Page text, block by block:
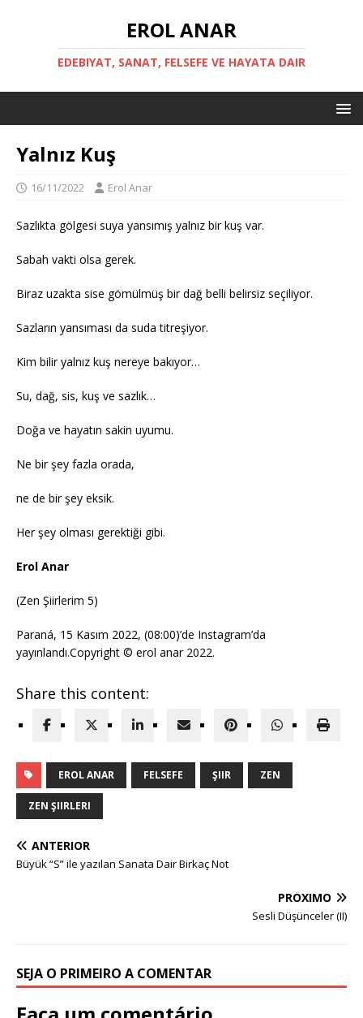
EROL ANAR
EDEBIYAT, SANAT, FELSEFE VE HAYATA DAIR
Yalnız Kuş
16/11/2022 Erol Anar
Sazlıkta gölgesi suya yansımış yalnız bir kuş var.
Sabah vakti olsa gerek.
Biraz uzakta sise gömülmüş bir dağ belli belirsiz seçiliyor.
Sazların yansıması da suda titreşiyor.
Kim bilir yalnız kuş nereye bakıyor…
Su, dağ, sis, kuş ve sazlık…
Doğa ve hayatın sakin uyumu.
Ne bir şey fazla orada,
ne de bir şey eksik.
Her şey olması gerektiği gibi.
Erol Anar
(Zen Şiirlerim 5)
Paraná, 15 Kasım 2022, (08:00)’de Instagram’da
yayınlandı.Copyright ©️ erol anar 2022.
Share this content:
EROL ANAR FELSEFE ŞIIR ZEN
ZEN ŞIIRLERI
ANTERIOR
Büyük “S” ile yazılan Sanata Dair Birkaç Not
PRÓXIMO
Sesli Düşünceler (II)
SEJA O PRIMEIRO A COMENTAR